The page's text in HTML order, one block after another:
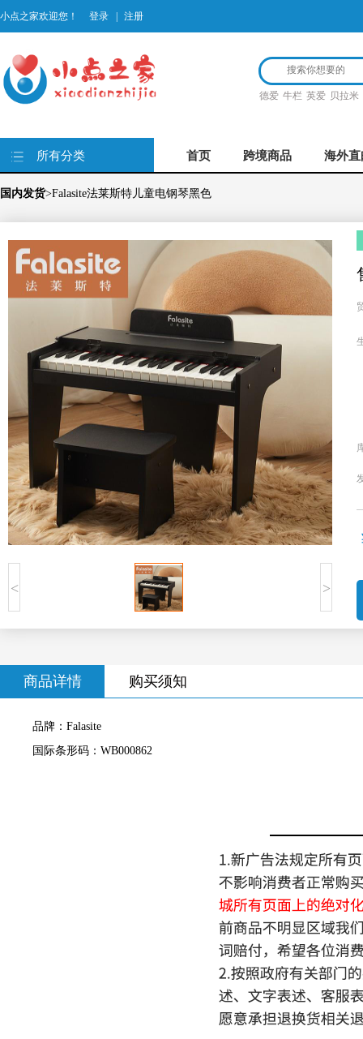
小点之家欢迎您！ 登录 注册
德爱 牛栏 英爱 贝拉米
所有分类 首页 跨境商品 海外直
国内发货>Falasite法莱斯特儿童电钢琴黑色
< >
商品详情 购买须知
品牌：Falasite
国际条形码：WB000862